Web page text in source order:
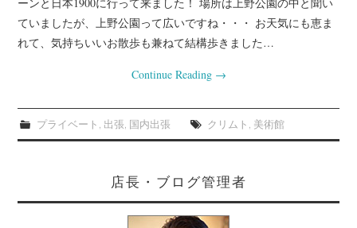
ーンと日本1900に行って来ました！ 場所は上野公園の中と聞い
ていましたが、上野公園って広いですね・・・ お天気にも恵ま
れて、気持ちいいお散歩も兼ねて結構歩きました…
Continue Reading →
プライベート , 出張, 国内出張 クリムト , 美術館
店長・ブログ管理者